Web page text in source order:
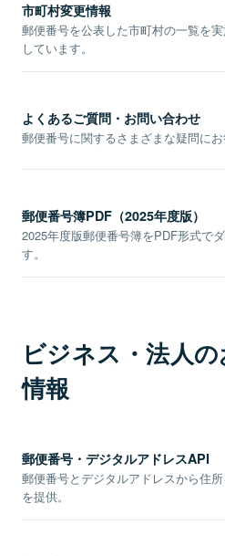
市町村変更情報
郵便番号を公表した市町村の一覧を
しています。
よくあるご質問・お問い合わせ
郵便番号に関するさまざまな疑問にお
郵便番号簿PDF（2025年度版）
2025年度版郵便番号簿をPDF形式で
す。
ビジネス・法人
情報
郵便番号・デジタルアドレスAPI
郵便番号とデジタルアドレスから住
を提供。